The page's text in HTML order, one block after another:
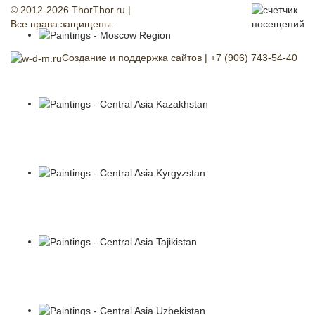
© 2012-2026 ThorThor.ru |
Все права защищены.
Создание и поддержка сайтов | +7 (906) 743-54-40